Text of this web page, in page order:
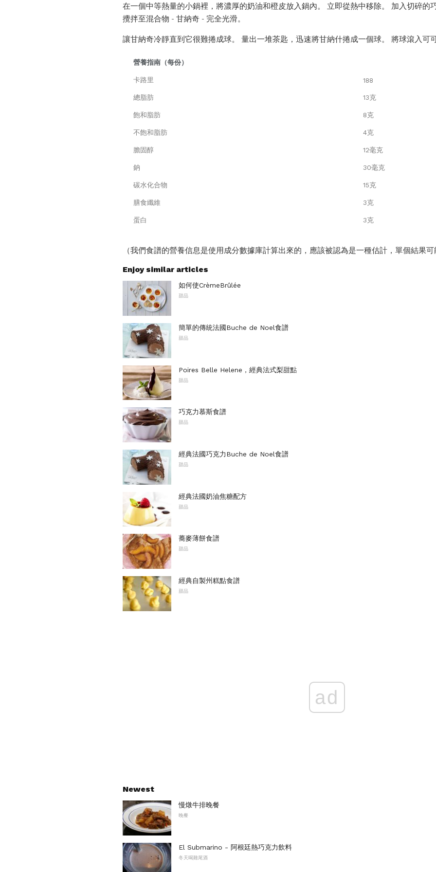
在一個中等熱量的小鍋裡，將濃厚的奶油和橙皮放入鍋內。 立即從熱中移除。 加入切碎
攪拌至混合物 - 甘納奇 - 完全光滑。
讓甘納奇冷靜直到它很難捲成球。 量出一堆茶匙，迅速將甘納什捲成一個球。 將球滾入可
營養指南（每份）
卡路里 188
總脂肪 13克
飽和脂肪 8克
不飽和脂肪 4克
膽固醇 12毫克
鈉 30毫克
碳水化合物 15克
膳食纖維 3克
蛋白 3克
（我們食譜的營養信息是使用成分數據庫計算出來的，應該被認為是一種估計，單個結果可
Enjoy similar articles
如何使CrèmeBrûlée
甜品
簡單的傳統法國Buche de Noel食譜
甜品
Poires Belle Helene，經典法式梨甜點
甜品
巧克力慕斯食譜
甜品
經典法國巧克力Buche de Noel食譜
甜品
經典法國奶油焦糖配方
甜品
蕎麥薄餅食譜
甜品
經典自製州糕點食譜
甜品
ad
Newest
慢燉牛排晚餐
晚餐
El Submarino - 阿根廷熱巧克力飲料
冬天喝雞尾酒